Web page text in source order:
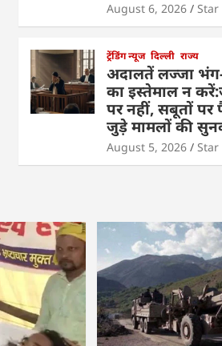
August 6, 2026 Star
ट्रेंडिंग न्यूज दिल्ली राज्य
अदालतें लज्जा
का इस्तेमाल न
पर नहीं, सबूतों
जुड़े मामलों की
August 5, 2026 Star